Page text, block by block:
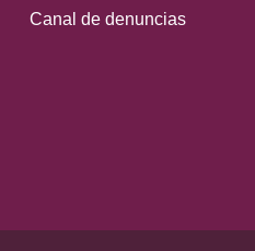
Canal de denuncias